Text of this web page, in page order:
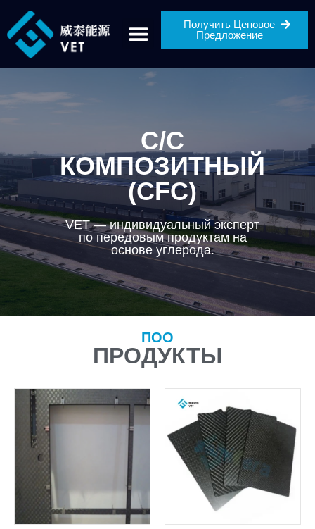
Получить Ценовое
Предложение
C/C
КОМПОЗИТНЫЙ
(CFC)
VET — индивидуальный эксперт
по передовым продуктам на
основе углерода.
ПОО
ПРОДУКТЫ